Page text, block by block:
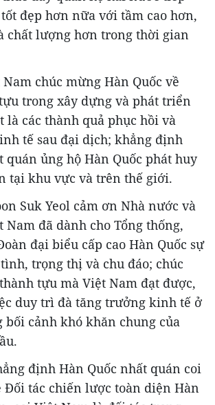
đẹp hơn nữa với tầm cao hơn,
chất lượng hơn trong thời gian
chúc mừng Hàn Quốc về
trong xây dựng và phát triển
là các thành quả phục hồi và
tế sau đại dịch; khẳng định
quán ủng hộ Hàn Quốc phát huy
tại khu vực và trên thế giới.
Suk Yeol cảm ơn Nhà nước và
Nam đã dành cho Tổng thống,
đại biểu cấp cao Hàn Quốc sự
trọng thị và chu đáo; chúc
tựu mà Việt Nam đạt được,
duy trì đà tăng trưởng kinh tế ở
bối cảnh khó khăn chung của
định Hàn Quốc nhất quán coi
Đối tác chiến lược toàn diện Hàn